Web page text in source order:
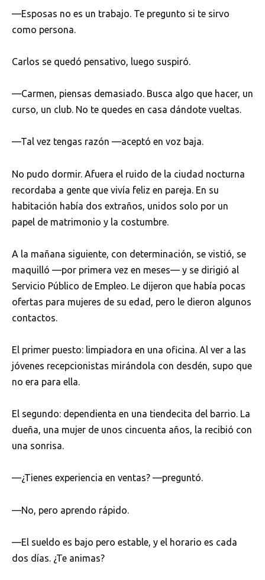
—Esposas no es un trabajo. Te pregunto si te sirvo
como persona.
Carlos se quedó pensativo, luego suspiró.
—Carmen, piensas demasiado. Busca algo que hacer, un
curso, un club. No te quedes en casa dándote vueltas.
—Tal vez tengas razón —aceptó en voz baja.
No pudo dormir. Afuera el ruido de la ciudad nocturna
recordaba a gente que vivía feliz en pareja. En su
habitación había dos extraños, unidos solo por un
papel de matrimonio y la costumbre.
A la mañana siguiente, con determinación, se vistió, se
maquilló —por primera vez en meses— y se dirigió al
Servicio Público de Empleo. Le dijeron que había pocas
ofertas para mujeres de su edad, pero le dieron algunos
contactos.
El primer puesto: limpiadora en una oficina. Al ver a las
jóvenes recepcionistas mirándola con desdén, supo que
no era para ella.
El segundo: dependienta en una tiendecita del barrio. La
dueña, una mujer de unos cincuenta años, la recibió con
una sonrisa.
—¿Tienes experiencia en ventas? —preguntó.
—No, pero aprendo rápido.
—El sueldo es bajo pero estable, y el horario es cada
dos días. ¿Te animas?